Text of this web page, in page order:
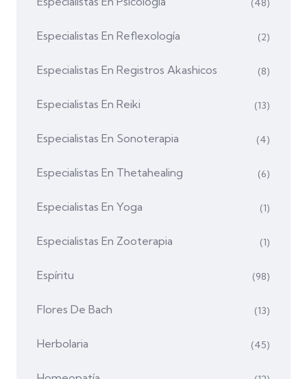
(48)
Especialistas En Reflexología (2)
Especialistas En Registros Akashicos (8)
Especialistas En Reiki (13)
Especialistas En Sonoterapia (4)
Especialistas En Thetahealing (6)
Especialistas En Yoga (1)
Especialistas En Zooterapia (1)
Espíritu (98)
Flores De Bach (13)
Herbolaria (45)